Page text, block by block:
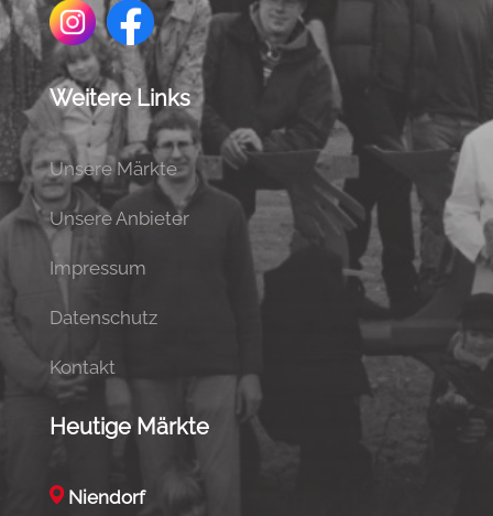
Weitere Links
Unsere Märkte
Unsere Anbieter
Impressum
Datenschutz
Kontakt
Heutige Märkte
Niendorf